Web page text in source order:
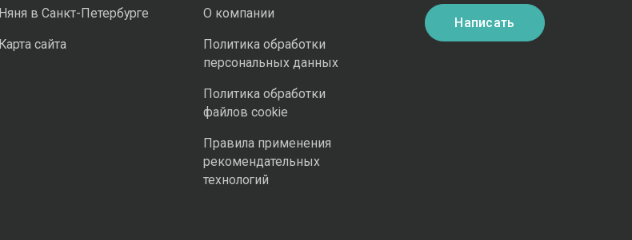
Няня в Санкт-Петербурге
Карта сайта
О компании
Политика обработки
персональных данных
Политика обработки
файлов cookie
Правила применения
рекомендательных
технологий
Написать